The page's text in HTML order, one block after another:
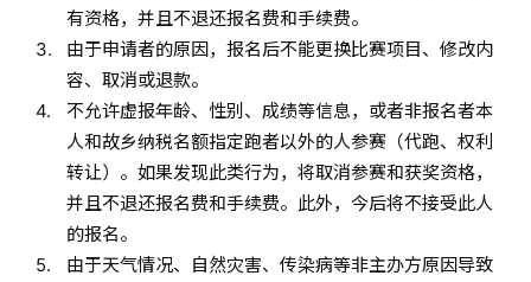
有资格，并且不退还报名费和手续费。
由于申请者的原因，报名后不能更换比赛项目、修改内
容、取消或退款。
不允许虚报年龄、性别、成绩等信息，或者非报名者本
人和故乡纳税名额指定跑者以外的人参赛（代跑、权利
转让）。如果发现此类行为，将取消参赛和获奖资格，
并且不退还报名费和手续费。此外，今后将不接受此人
的报名。
由于天气情况、自然灾害、传染病等非主办方原因导致